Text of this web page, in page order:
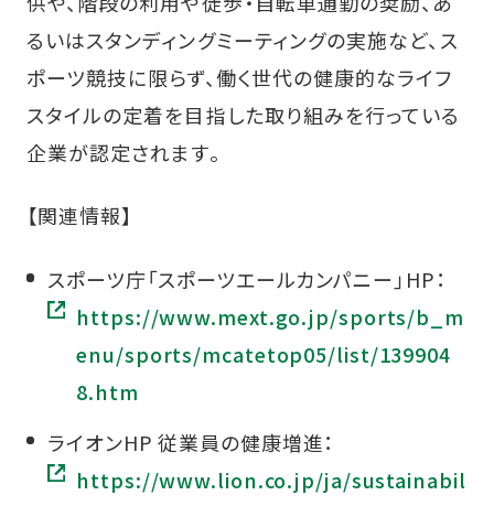
るいはスタンディングミーティングの実施など、ス
ポーツ競技に限らず、働く世代の健康的なライフ
スタイルの定着を目指した取り組みを行っている
企業が認定されます。
【関連情報】
スポーツ庁「スポーツエールカンパニー」HP：
https://www.mext.go.jp/sports/b_m
enu/sports/mcatetop05/list/139904
8.htm
ライオンHP 従業員の健康増進：
https://www.lion.co.jp/ja/sustainabil